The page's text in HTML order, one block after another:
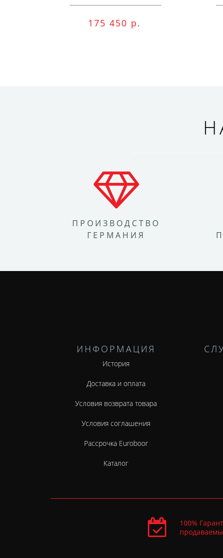
175 450 р.
ПРОИЗВОДСТВО
ГЕРМАНИЯ
ИНФОРМАЦИЯ
История
Доставка и оплата
Условия возврата товара
Условия соглашения
Рассрочка Euroboor
Каталог
100%